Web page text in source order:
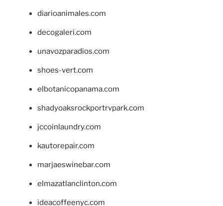
diarioanimales.com
decogaleri.com
unavozparadios.com
shoes-vert.com
elbotanicopanama.com
shadyoaksrockportrvpark.com
jccoinlaundry.com
kautorepair.com
marjaeswinebar.com
elmazatlanclinton.com
ideacoffeenyc.com